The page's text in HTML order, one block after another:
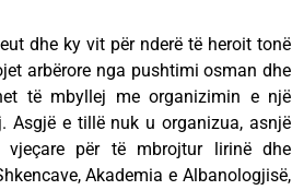
dhe ky vit për nderë të heroit tonë
arbërore nga pushtimi osman dhe
të mbyllej me organizimin e një
Asgjë e tillë nuk u organizua, asnjë
për të mbrojtur lirinë dhe
Akademia e Albanologjisë,